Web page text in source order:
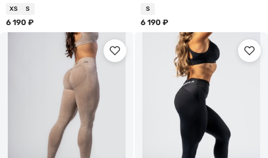
XS S
6 190 ₽
S
6 190 ₽